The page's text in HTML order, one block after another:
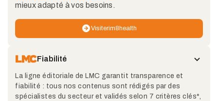
mieux adapté à vos besoins.
Visiterim8health
Fiabilité
La ligne éditoriale de LMC garantit transparence et
fiabilité : tous nos contenus sont rédigés par des
spécialistes du secteur et validés selon 7 critères clés*,